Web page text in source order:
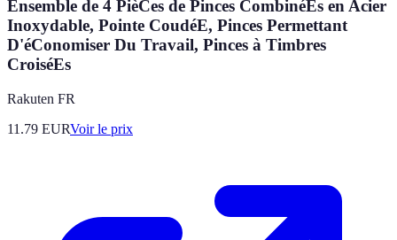
Ensemble de 4 PièCes de Pinces CombinéEs en Acier
Inoxydable, Pointe CoudéE, Pinces Permettant
D'éConomiser Du Travail, Pinces à Timbres
CroiséEs
Rakuten FR
11.79 EURVoir le prix